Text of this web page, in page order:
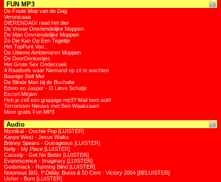
FUN MP3
De Foute Mop van de Dag
Veronicaaa
DIERENDAG! raad het dier
De Vrouw Onvriendelijke Moppen
De Man Onvriendelijke Moppen
Zo Die Kan Op Een Tegeltje
Het TopPunt Van..
De Ultieme Ambtenaren Moppen
De DoorDenkertjes
Het Grote Sex Onderzoek
4 Raadsels waar Niemand op zit te wachten
Baantjer Belt Met
De Blinde Man bij de Bushalte
Edwin en Jasper - O Lieve Schatje
Escort Mirjam
Heb je zelf een grappige mp3? Mail hem aub!
Terroristen Nieuws met Ben Waakzaam
Meer gratis Fun MP3
Audio
Mystikal - Oochie Pop [LUISTER]
Kanye West - Jesus Walks
Britney Spears - Outrageous [LUISTER]
Nelly - My Place [LUISTER]
Cassidy - Get No Better [LUISTER]
Evanescence - Imaginary [LUISTER]
Godsmack - Running Blind [LUISTER]
Notorious BIG, P.Diddy, Busta & 50 Cent - Victory 2004 [BELUISTER]
Usher - Burn [LUISTER]